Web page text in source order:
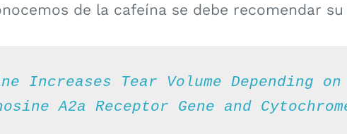
de la cafeína se debe recomendar
Increases Tear Volume Depending
A2a Receptor Gene and